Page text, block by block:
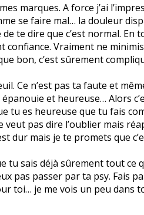
marques. A force j’ai
se faire mal… la douleur
te dire que c’est normal. En
Vraiment ne
bon, c’est sûrement
Ce n’est pas ta faute et
et heureuse… Alors
tu es heureuse que tu fais
pas dire l’oublier mais
dur mais je te promets que
tu sais déjà sûrement tout
passer par ta psy. Fais
toi… je me vois un peu dans